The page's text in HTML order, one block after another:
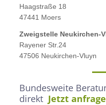
Haagstraße 18
47441 Moers
Zweigstelle Neukirchen-
Rayener Str.24
47506 Neukirchen-Vluyn
Bundesweite
direkt Jetzt